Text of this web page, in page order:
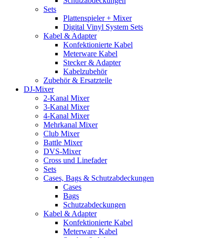
Sets
Plattenspieler + Mixer
Digital Vinyl System Sets
Kabel & Adapter
Konfektionierte Kabel
Meterware Kabel
Stecker & Adapter
Kabelzubehör
Zubehör & Ersatzteile
DJ-Mixer
2-Kanal Mixer
3-Kanal Mixer
4-Kanal Mixer
Mehrkanal Mixer
Club Mixer
Battle Mixer
DVS-Mixer
Cross und Linefader
Sets
Cases, Bags & Schutzabdeckungen
Cases
Bags
Schutzabdeckungen
Kabel & Adapter
Konfektionierte Kabel
Meterware Kabel